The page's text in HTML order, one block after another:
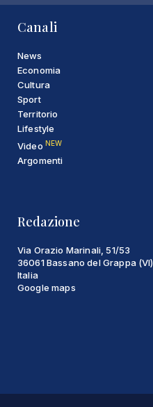
Canali
News
Economia
Cultura
Sport
Territorio
Lifestyle
Video NEW
Argomenti
Redazione
Via Orazio Marinali, 51/53
36061 Bassano del Grappa (VI)
Italia
Google maps